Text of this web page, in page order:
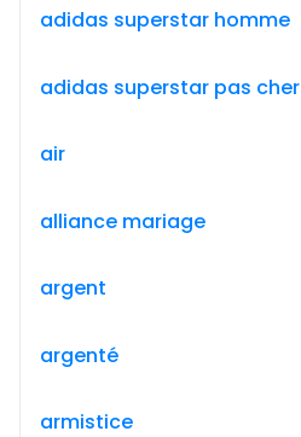
adidas superstar homme
adidas superstar pas cher
air
alliance mariage
argent
argenté
armistice